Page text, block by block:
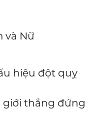
và Nữ
hiệu đột quỵ
giới thẳng đứng